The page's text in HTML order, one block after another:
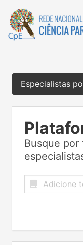
Especialistas
Busque por